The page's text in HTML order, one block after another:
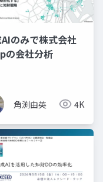
のみで株式会社
の会社分析
角渕由英 4K